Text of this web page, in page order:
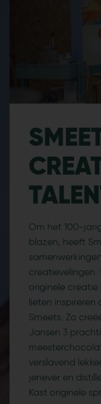
Om het 100-
blazen, heeft
creatievelingen.
originele
lieten inspireren
Smeets. Zo
Jansen 3
verslavend
jenever en
Kast originele